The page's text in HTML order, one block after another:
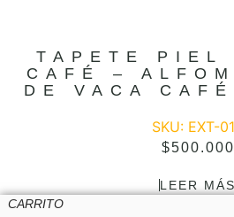
TAPETE PIEL
CAFÉ –
DE VACA
SKU: EXT-
$500.000
LEER MÁS
CARRITO